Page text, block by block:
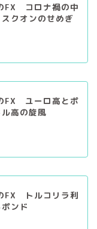
FX コロナ禍の中
クオンのせめぎ
FX ユーロ高とポ
高の旋風
FX トルコリラ利
ンド